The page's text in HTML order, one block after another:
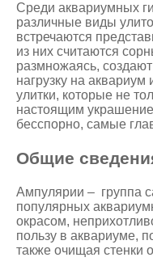
Среди аквариумных
различные виды
встречаются
из них считаются
размножаясь,
нагрузку на аквариум
улитки, которые не
настоящим
бесспорно, самые
Общие
Ампулярии – группа
популярных
окрасом,
пользу в аквариуме,
также очищая стенки